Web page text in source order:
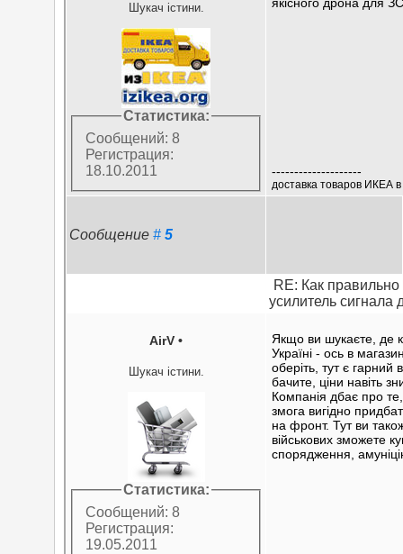
Шукач істини.
Статистика:
Сообщений: 8
Регистрация:
18.10.2011
--------------------
доставка товаров ИКЕА
Сообщение#5
RE: Как
усилитель сигнала
AirV •
Шукач істини.
Статистика:
Сообщений: 8
Регистрация:
19.05.2011
Якщо ви шукаєте, де
Україні - ось в
оберіть, тут є гарний
бачите, ціни навіть
Компанія дбає про
змога вигідно
на фронт. Тут ви
військових зможете
спорядження,